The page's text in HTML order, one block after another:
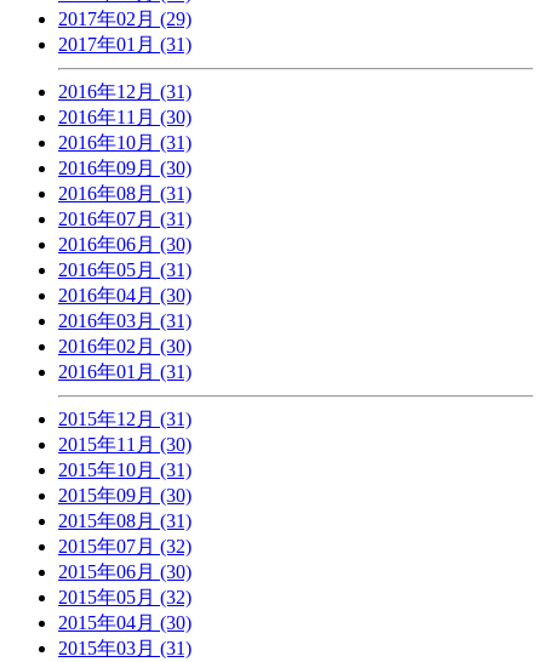
2017年02月 (29)
2017年01月 (31)
2016年12月 (31)
2016年11月 (30)
2016年10月 (31)
2016年09月 (30)
2016年08月 (31)
2016年07月 (31)
2016年06月 (30)
2016年05月 (31)
2016年04月 (30)
2016年03月 (31)
2016年02月 (30)
2016年01月 (31)
2015年12月 (31)
2015年11月 (30)
2015年10月 (31)
2015年09月 (30)
2015年08月 (31)
2015年07月 (32)
2015年06月 (30)
2015年05月 (32)
2015年04月 (30)
2015年03月 (31)